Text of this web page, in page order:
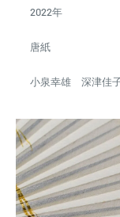
2022年
唐紙
小泉幸雄 深津佳